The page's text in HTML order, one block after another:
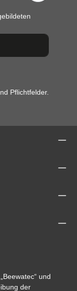
Pflichtfelder.
und
der